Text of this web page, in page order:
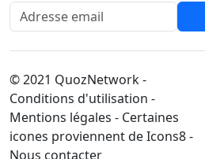
Adresse email
© 2021 QuozNetwork -
Conditions d'utilisation -
Mentions légales - Certaines
icones proviennent de Icons8 -
Nous contacter